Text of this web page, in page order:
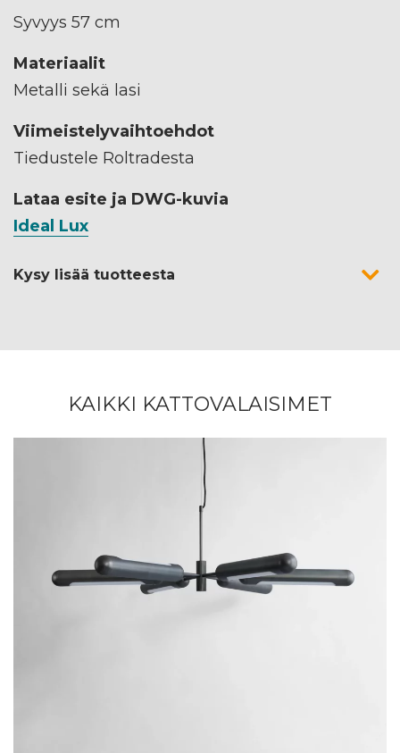
Syvyys 57 cm
Materiaalit
Metalli sekä lasi
Viimeistelyvaihtoehdot
Tiedustele Roltradesta
Lataa esite ja DWG-kuvia
Ideal Lux
Kysy lisää tuotteesta
KAIKKI KATTOVALAISIMET